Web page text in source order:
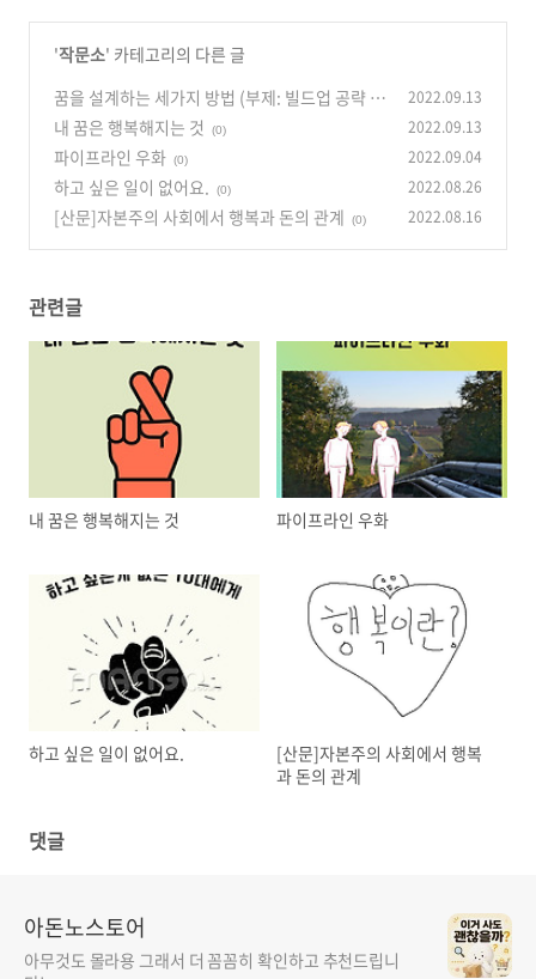
'작문소' 카테고리의 다른 글
꿈을 설계하는 세가지 방법 (부제: 빌드업 공략
(0)
2022.09.13
내 꿈은 행복해지는 것 (0) 2022.09.13
파이프라인 우화 (0) 2022.09.04
하고 싶은 일이 없어요. (0) 2022.08.26
[산문]자본주의 사회에서 행복과 돈의 관계 (0) 2022.08.16
관련글
내 꿈은 행복해지는 것 파이프라인 우화
하고 싶은 일이 없어요.
[산문]자본주의 사회에서 행복
과 돈의 관계
댓글
아돈노스토어
아무것도 몰라용 그래서 더 꼼꼼히 확인하고 추천드립니